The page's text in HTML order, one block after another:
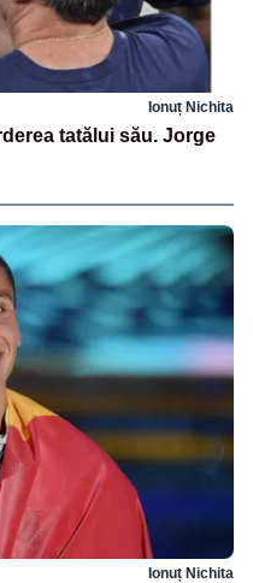
Ionuț Nichita
tatălui său. Jorge
Ionuț Nichita